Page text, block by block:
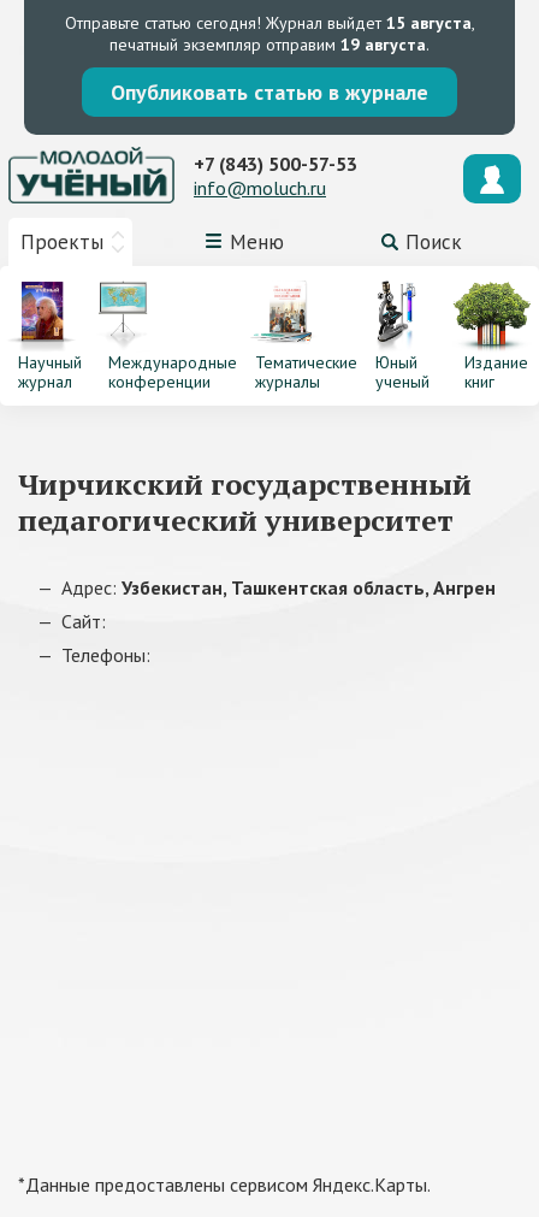
Отправьте статью сегодня! Журнал выйдет15 августа,
печатный экземпляр отправим 19 августа.
Опубликовать статью в журнале
Проекты Меню Поиск
+7 (843) 500-57-53
info@moluch.ru
Научный
журнал
Международные
конференции
Тематические
журналы
Юный
ученый
Издание
книг
Чирчикский государственный
педагогический университет
Адрес: Узбекистан, Ташкентская область, Ангрен
Сайт:
Телефоны:
*Данные предоставлены сервисом Яндекс.Карты.